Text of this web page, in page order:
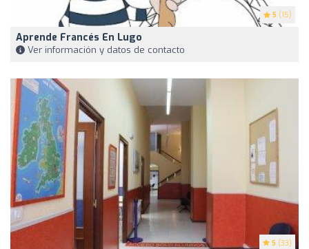
5 (15)
Aprende Francés En Lugo
Ver información y datos de contacto
5 (33)